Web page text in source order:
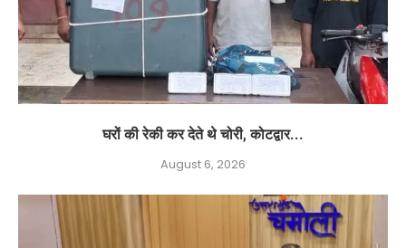
घरों की रेकी कर देते थे चोरी, कोटद्वार...
August 6, 2026